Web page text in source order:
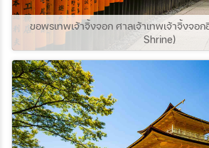
ขอพรเทพเจ้าจิ้งจอก ศาลเจ้าเทพเจ้าจิ้งจอ
Shrine)